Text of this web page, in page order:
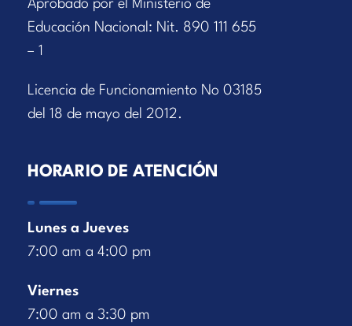
Aprobado por el Ministerio de
Educación Nacional: Nit. 890 111 655
– 1
Licencia de Funcionamiento No 03185
del 18 de mayo del 2012.
HORARIO DE ATENCIÓN
Lunes a Jueves
7:00 am a 4:00 pm
Viernes
7:00 am a 3:30 pm